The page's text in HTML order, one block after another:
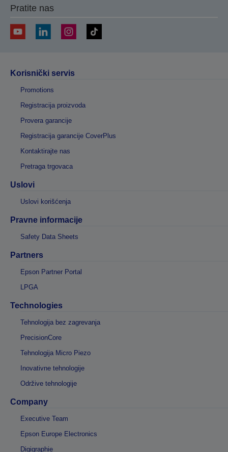
Pratite nas
Korisnički servis
Promotions
Registracija proizvoda
Provera garancije
Registracija garancije CoverPlus
Kontaktirajte nas
Pretraga trgovaca
Uslovi
Uslovi korišćenja
Pravne informacije
Safety Data Sheets
Partners
Epson Partner Portal
LPGA
Technologies
Tehnologija bez zagrevanja
PrecisionCore
Tehnologija Micro Piezo
Inovativne tehnologije
Održive tehnologije
Company
Executive Team
Epson Europe Electronics
Digigraphie